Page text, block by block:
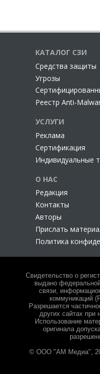
КАТАЛОГ СЗИ
Cредства защиты
Угрозы
Реестр Anti-
УСЛУГИ
Реклама
Сертификация
Индивидуальные
О НАС
Редакция
Контакты
Авторы
Прислать
Политика
Свидетельство о
выдано
связи,
коммуникаций
Разрешается
других сайтах при
Использование
оригинала
© ООО "АМ Медиа",